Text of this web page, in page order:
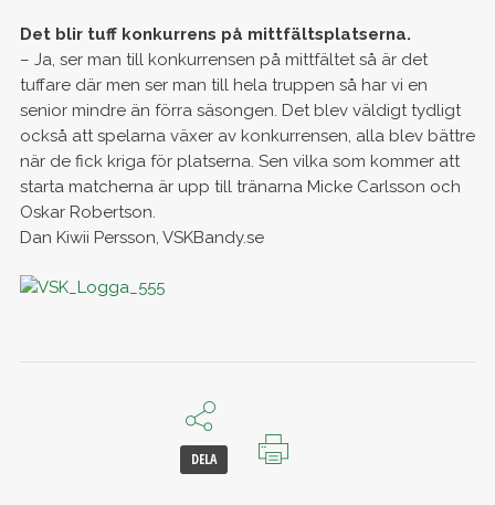
Det blir tuff konkurrens på mittfältsplatserna.
– Ja, ser man till konkurrensen på mittfältet så är det
tuffare där men ser man till hela truppen så har vi en
senior mindre än förra säsongen. Det blev väldigt tydligt
också att spelarna växer av konkurrensen, alla blev bättre
när de fick kriga för platserna. Sen vilka som kommer att
starta matcherna är upp till tränarna Micke Carlsson och
Oskar Robertson.
Dan Kiwii Persson, VSKBandy.se
DELA